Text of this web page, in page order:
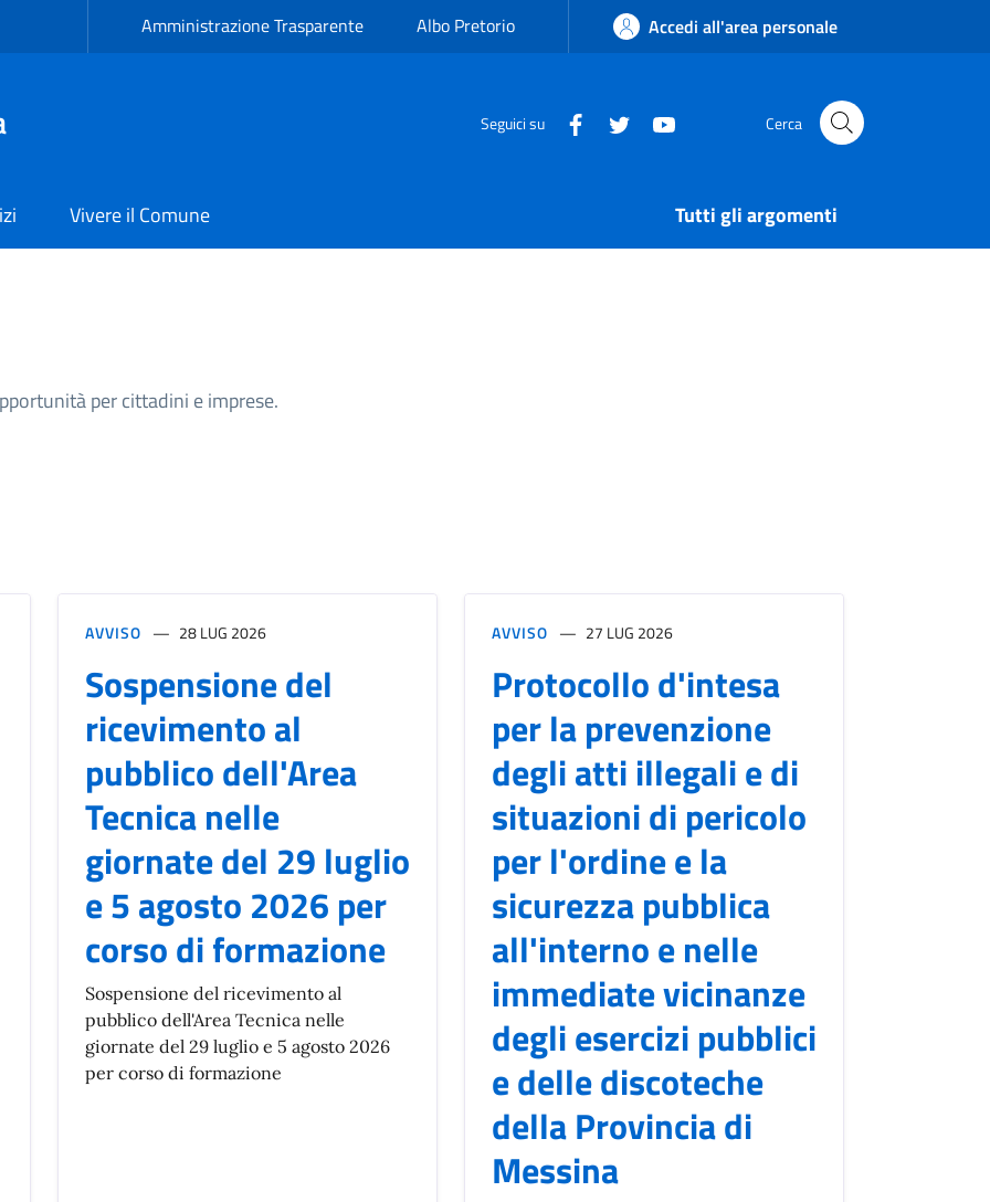
Amministrazione Trasparente Albo Pretorio Accedi all'area personale
Seguici su Cerca
Vivere il Comune Tutti gli argomenti
per cittadini e imprese.
AVVISO 28 LUG 2026
Sospensione del
ricevimento al
pubblico dell'Area
Tecnica nelle
giornate del 29 luglio
e 5 agosto 2026 per
corso di formazione
Sospensione del ricevimento al
pubblico dell'Area Tecnica nelle
giornate del 29 luglio e 5 agosto 2026
per corso di formazione
AVVISO 27 LUG 2026
Protocollo d'intesa
per la prevenzione
degli atti illegali e di
situazioni di pericolo
per l'ordine e la
sicurezza pubblica
all'interno e nelle
immediate vicinanze
degli esercizi pubblici
e delle discoteche
della Provincia di
Messina